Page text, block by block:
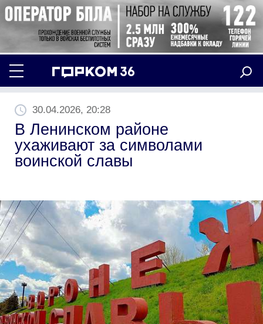
30.04.2026, 20:28
В Ленинском районе
ухаживают за символами
воинской славы